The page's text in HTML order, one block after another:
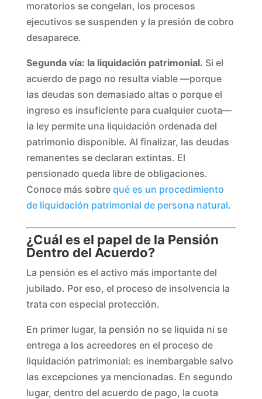
moratorios se congelan, los procesos
ejecutivos se suspenden y la presión de cobro
desaparece.
Segunda vía: la liquidación patrimonial. Si el
acuerdo de pago no resulta viable —porque
las deudas son demasiado altas o porque el
ingreso es insuficiente para cualquier cuota—
la ley permite una liquidación ordenada del
patrimonio disponible. Al finalizar, las deudas
remanentes se declaran extintas. El
pensionado queda libre de obligaciones.
Conoce más sobre qué es un procedimiento
de liquidación patrimonial de persona natural.
¿Cuál es el papel de la Pensión
Dentro del Acuerdo?
La pensión es el activo más importante del
jubilado. Por eso, el proceso de insolvencia la
trata con especial protección.
En primer lugar, la pensión no se liquida ni se
entrega a los acreedores en el proceso de
liquidación patrimonial: es inembargable salvo
las excepciones ya mencionadas. En segundo
lugar, dentro del acuerdo de pago, la cuota